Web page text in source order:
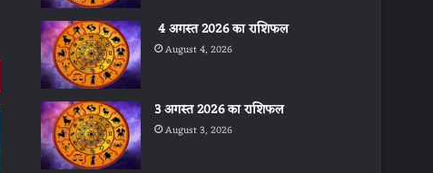
4 अगस्त 2026 का राशिफल
August 4, 2026
3 अगस्त 2026 का राशिफल
August 3, 2026